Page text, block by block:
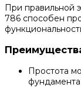
При правильной
786 способен
Простота